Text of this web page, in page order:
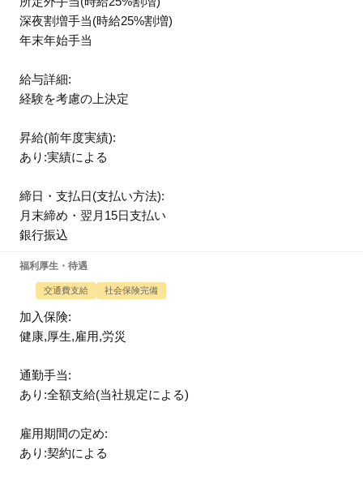
深夜割増手当(時給25%割増)
年末年始手当
給与詳細:
経験を考慮の上決定
昇給(前年度実績):
あり:実績による
締日・支払日(支払い方法):
月末締め・翌月15日支払い
銀行振込
福利厚生・待遇
交通費支給 社会保険完備
加入保険:
健康,厚生,雇用,労災
通勤手当:
あり:全額支給(当社規定による)
雇用期間の定め:
あり:契約による